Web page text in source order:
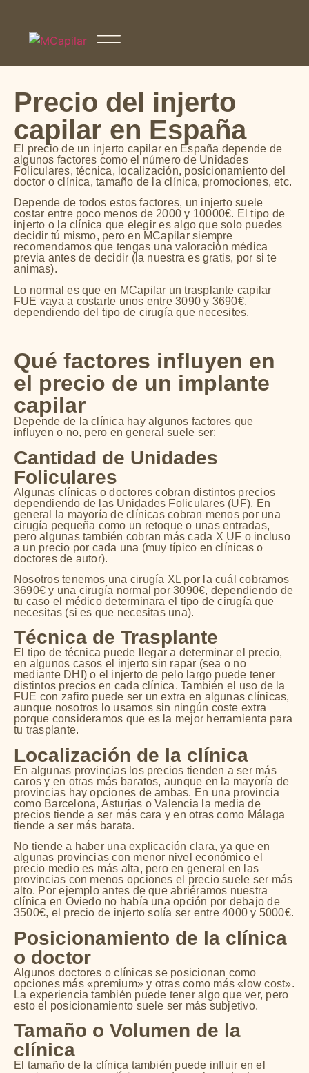
Precio del injerto
capilar en España
El precio de un injerto capilar en España depende de
algunos factores como el número de Unidades
Foliculares, técnica, localización, posicionamiento del
doctor o clínica, tamaño de la clínica, promociones, etc.
Depende de todos estos factores, un injerto suele
costar entre poco menos de 2000 y 10000€. El tipo de
injerto o la clínica que elegir es algo que solo puedes
decidir tú mismo, pero en MCapilar siempre
recomendamos que tengas una valoración médica
previa antes de decidir (la nuestra es gratis, por si te
animas).
Lo normal es que en MCapilar un trasplante capilar
FUE vaya a costarte unos entre 3090 y 3690€,
dependiendo del tipo de cirugía que necesites.
Qué factores influyen en
el precio de un implante
capilar
Depende de la clínica hay algunos factores que
influyen o no, pero en general suele ser:
Cantidad de Unidades
Foliculares
Algunas clínicas o doctores cobran distintos precios
dependiendo de las Unidades Foliculares (UF). En
general la mayoría de clínicas cobran menos por una
cirugía pequeña como un retoque o unas entradas,
pero algunas también cobran más cada X UF o incluso
a un precio por cada una (muy típico en clínicas o
doctores de autor).
Nosotros tenemos una cirugía XL por la cuál cobramos
3690€ y una cirugía normal por 3090€, dependiendo de
tu caso el médico determinara el tipo de cirugía que
necesitas (si es que necesitas una).
Técnica de Trasplante
El tipo de técnica puede llegar a determinar el precio,
en algunos casos el injerto sin rapar (sea o no
mediante DHI) o el injerto de pelo largo puede tener
distintos precios en cada clínica. También el uso de la
FUE con zafiro puede ser un extra en algunas clínicas,
aunque nosotros lo usamos sin ningún coste extra
porque consideramos que es la mejor herramienta para
tu trasplante.
Localización de la clínica
En algunas provincias los precios tienden a ser más
caros y en otras más baratos, aunque en la mayoría de
provincias hay opciones de ambas. En una provincia
como Barcelona, Asturias o Valencia la media de
precios tiende a ser más cara y en otras como Málaga
tiende a ser más barata.
No tiende a haber una explicación clara, ya que en
algunas provincias con menor nivel económico el
precio medio es más alta, pero en general en las
provincias con menos opciones el precio suele ser más
alto. Por ejemplo antes de que abriéramos nuestra
clínica en Oviedo no había una opción por debajo de
3500€, el precio de injerto solía ser entre 4000 y 5000€.
Posicionamiento de la clínica
o doctor
Algunos doctores o clínicas se posicionan como
opciones más «premium» y otras como más «low cost».
La experiencia también puede tener algo que ver, pero
esto el posicionamiento suele ser más subjetivo.
Tamaño o Volumen de la
clínica
El tamaño de la clínica también puede influir en el